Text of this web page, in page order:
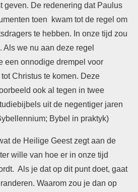
geven. De redenering dat Paulus
toen kwam tot de regel om
te hebben. In onze tijd zou
Als we nu aan deze regel
een onnodige drempel voor
Christus te komen. Deze
ook al tegen in twee
uit de negentiger jaren
Bybel in praktyk)
de Heilige Geest zegt aan de
wille van hoe er in onze tijd
Als je dat op dit punt doet, gaat
Waarom zou je dan op